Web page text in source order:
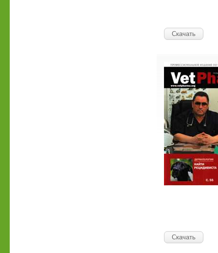
Скачать
Скачать